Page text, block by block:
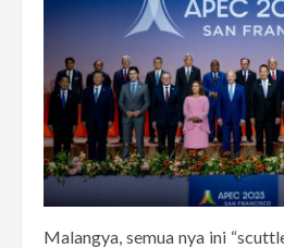
Malangya, semua nya ini